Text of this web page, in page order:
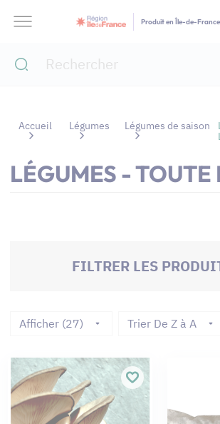
Produit en Île-de-France
Accueil Légumes Légumes de saison
LÉGUMES - TOUTE
FILTRER LES
Afficher (27) Trier De Z à A